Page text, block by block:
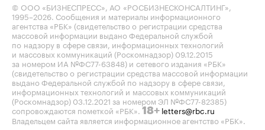
© ООО «БИЗНЕСПРЕСС», АО «РОСБИЗНЕСКОНСАЛТИНГ»,
1995–2026. Сообщения и материалы информационного
агентства «РБК» (свидетельство о регистрации средства
массовой информации выдано Федеральной службой
по надзору в сфере связи, информационных технологий
и массовых коммуникаций (Роскомнадзор) 09.12.2015
за номером ИА №ФС77-63848) и сетевого издания «РБК»
(свидетельство о регистрации средства массовой информации
выдано Федеральной службой по надзору в сфере связи,
информационных технологий и массовых коммуникаций
(Роскомнадзор) 03.12.2021 за номером ЭЛ №ФС77-82385)
сопровождаются пометкой «РБК». 18+ letters@rbc.ru
Владельцем сайта является информационное агентство «РБК».